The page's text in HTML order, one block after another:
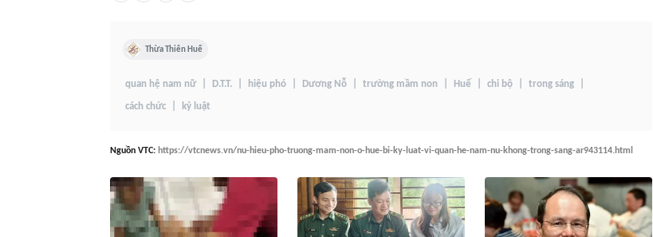
Thừa Thiên Huế
quan hệ nam nữ D.T.T. hiệu phó Dương Nỗ trường mầm non Huế chi bộ trong sáng
cách chức kỷ luật
Nguồn VTC: https://vtcnews.vn/nu-hieu-pho-truong-mam-non-o-hue-bi-ky-luat-vi-quan-he-nam-nu-khong-trong-sang-ar943114.html